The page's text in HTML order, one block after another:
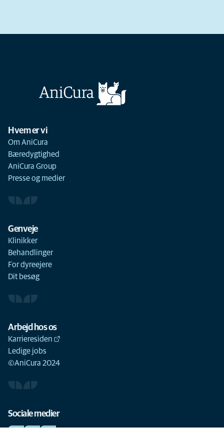
Hvem er vi
Om AniCura
Bæredygtighed
AniCura Group
Presse og medier
Genveje
Klinikker
Behandlinger
For dyreejere
Dit besøg
Arbejd hos os
Karrieresiden
Ledige jobs
©AniCura 2024
Sociale medier